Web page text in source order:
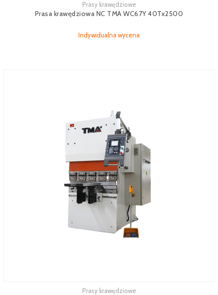
Prasy krawędziowe
Prasa krawędziowa NC TMA WC67Y 40Tx2500
Indywidualna wycena
Prasy krawędziowe